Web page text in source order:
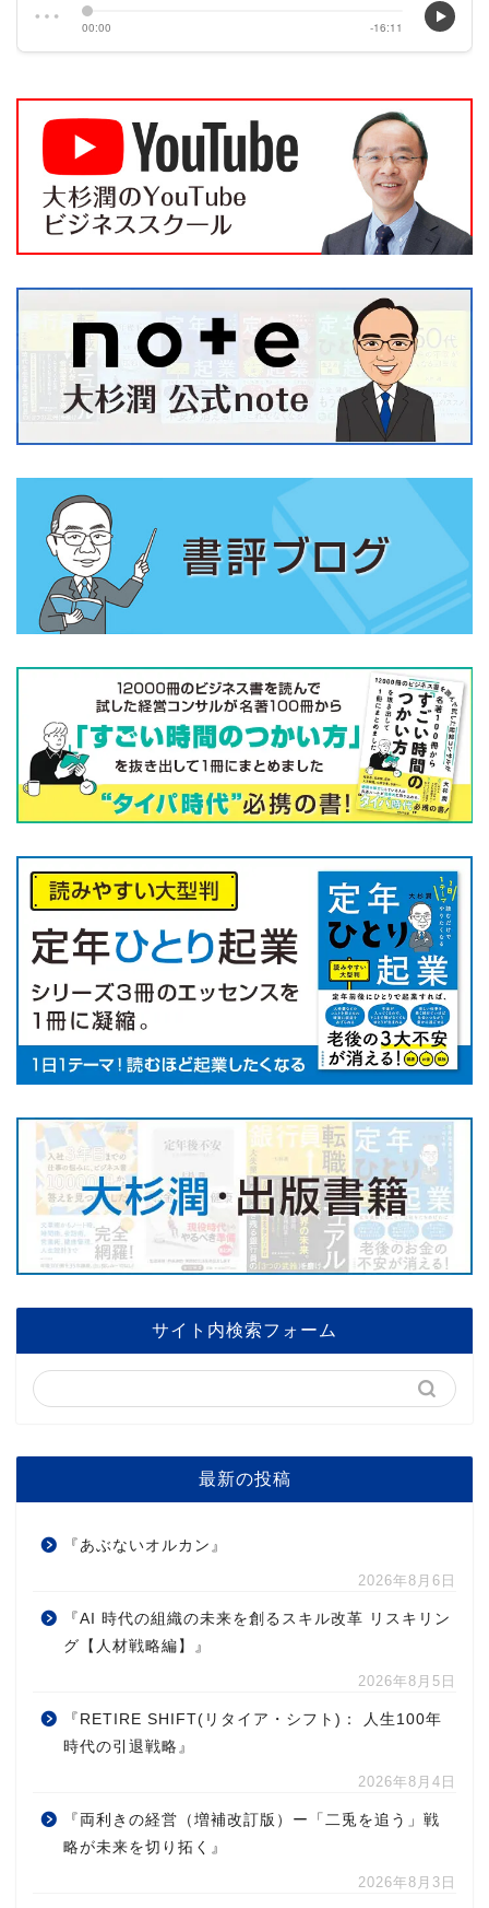
サイト内検索フォーム
最新の投稿
『あぶないオルカン』
2026年8月6日
『AI 時代の組織の未来を創るスキル改革 リスキリン
グ【人材戦略編】』
2026年8月5日
『RETIRE SHIFT(リタイア・シフト)： 人生100年
時代の引退戦略』
2026年8月4日
『両利きの経営（増補改訂版）ー「二兎を追う」戦
略が未来を切り拓く』
2026年8月3日